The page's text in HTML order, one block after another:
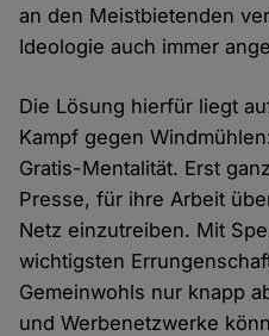
an den Meistbietenden
Ideologie auch immer
Die Lösung hierfür liegt
Kampf gegen
Gratis-Mentalität. Erst
Presse, für ihre Arbeit
Netz einzutreiben. Mit
wichtigsten
Gemeinwohls nur knapp
und Werbenetzwerke